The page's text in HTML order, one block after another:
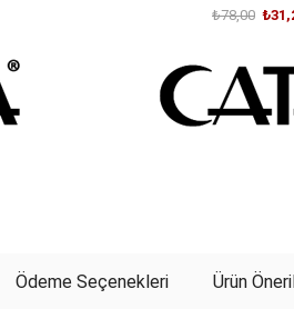
₺78,00
Ödeme Seçenekleri Ürün